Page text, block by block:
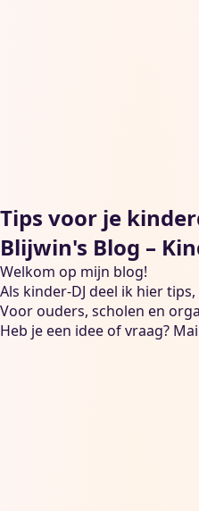
Tips voor je
Blijwin's Blog –
Welkom op mijn blog!
Als kinder-DJ deel ik hier
Voor ouders, scholen en
Heb je een idee of vraag?